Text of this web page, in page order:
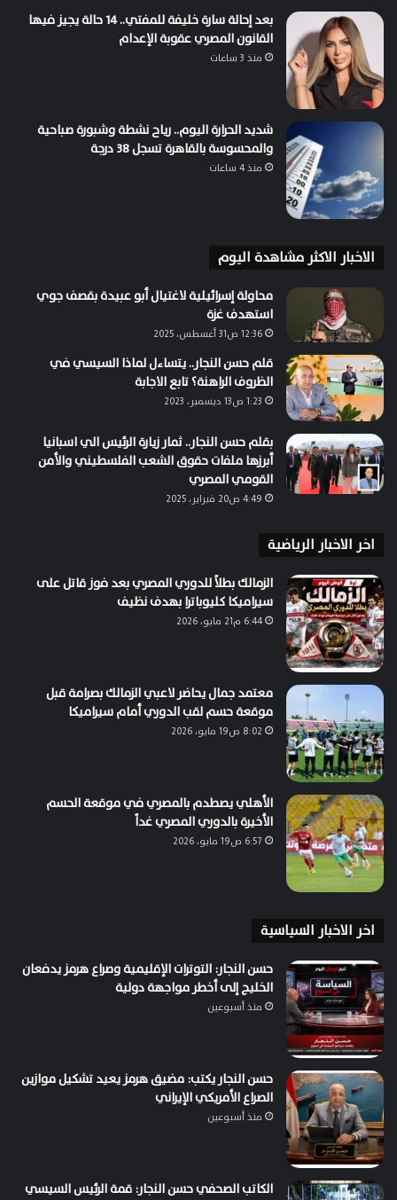
بعد إحالة سارة خليفة للمفتي.. 14 حالة يجيز فيها
القانون المصري عقوبة الإعدام
منذ 3 ساعات
شديد الحرارة اليوم.. رياح نشطة وشبورة صباحية
والمحسوسة بالقاهرة تسجل 38 درجة
منذ 4 ساعات
الاخبار الاكثر مشاهدة اليوم
محاولة إسرائيلية لاغتيال أبو عبيدة بقصف جوي
استهدف غزة
12:36 ص31 أغسطس، 2025
قلم حسن النجار.. يتساءل لماذا السيسي في
الظروف الراهنة؟ تابع الاجابة
1:23 ص13 ديسمبر، 2023
بقلم حسن النجار.. ثمار زيارة الرئيس الي اسبانيا
أبرزها ملفات حقوق الشعب الفلسطيني والأمن
القومي المصري
4:49 ص20 فبراير، 2025
اخر الاخبار الرياضية
الزمالك بطلاً للدوري المصري بعد فوز قاتل على
سيراميكا كليوباترا بهدف نظيف
6:44 م21 مايو، 2026
معتمد جمال يحاضر لاعبي الزمالك بصرامة قبل
موقعة حسم لقب الدوري أمام سيراميكا
8:02 ص19 مايو، 2026
الأهلي يصطدم بالمصري في موقعة الحسم
الأخيرة بالدوري المصري غداً
6:57 ص19 مايو، 2026
اخر الاخبار السياسية
حسن النجار: التوترات الإقليمية وصراع هرمز يدفعان
الخليج إلى أخطر مواجهة دولية
منذ أسبوعين
حسن النجار يكتب: مضيق هرمز يعيد تشكيل موازين
الصراع الأمريكي الإيراني
منذ أسبوعين
الكاتب الصحفي حسن النجار: قمة الرئيس السيسي